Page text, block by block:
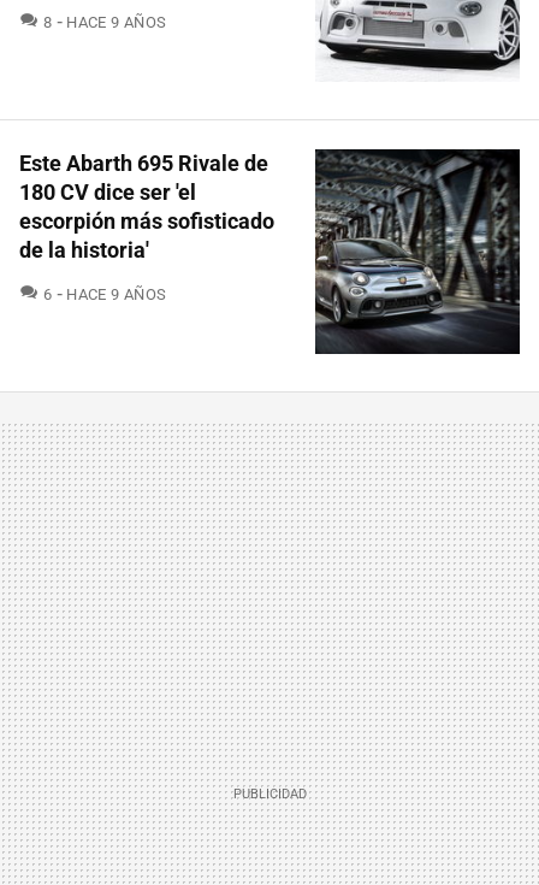
8 COMENTARIOS
HACE 9 AÑOS
Este Abarth 695 Rivale de
180 CV dice ser 'el
escorpión más sofisticado
de la historia'
6 COMENTARIOS
HACE 9 AÑOS